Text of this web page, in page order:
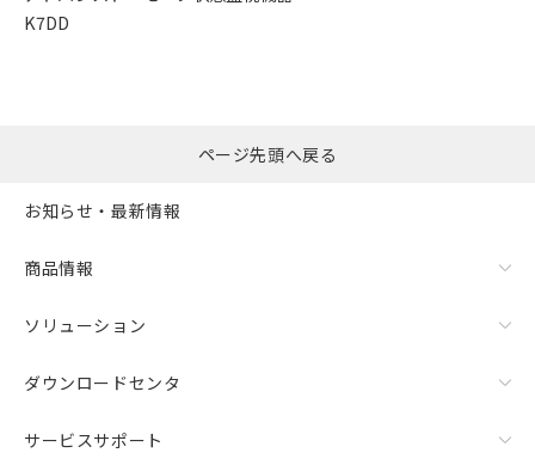
K7DD
ページ先頭へ戻る
お知らせ・最新情報
商品情報
ソリューション
ダウンロードセンタ
サービスサポート